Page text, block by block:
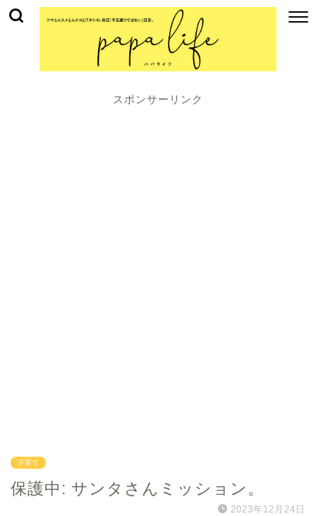
スポンサーリンク
子育て
保護中: サンタさんミッション。
2023年12月24日